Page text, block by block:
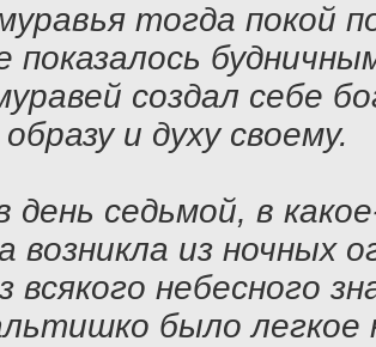
тогда покой
показалось
создал себе
и духу своему.
день седьмой, в
возникла из ночных
всякого небесного
было легкое